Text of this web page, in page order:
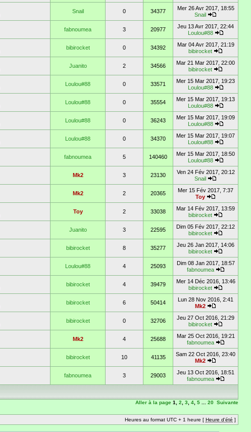
Snail 0 34377
Mer 26 Avr 2017, 18:55
Snail
fabnoumea 3 20977
Jeu 13 Avr 2017, 22:44
Loulou#88
bibirocket 0 34392
Mar 04 Avr 2017, 21:19
bibirocket
Juanito 2 34566
Mar 21 Mar 2017, 22:00
bibirocket
Loulou#88 0 33571
Mer 15 Mar 2017, 19:23
Loulou#88
Loulou#88 0 35554
Mer 15 Mar 2017, 19:13
Loulou#88
Loulou#88 0 36243
Mer 15 Mar 2017, 19:09
Loulou#88
Loulou#88 0 34370
Mer 15 Mar 2017, 19:07
Loulou#88
fabnoumea 5 140460
Mer 15 Mar 2017, 18:50
Loulou#88
Mk2 3 23130
Ven 24 Fév 2017, 20:12
Snail
Mk2 2 20365
Mer 15 Fév 2017, 7:37
Toy
Toy 2 33038
Mar 14 Fév 2017, 13:59
bibirocket
Juanito 3 22595
Dim 05 Fév 2017, 22:12
bibirocket
bibirocket 8 35277
Jeu 26 Jan 2017, 14:06
bibirocket
Loulou#88 4 25093
Dim 08 Jan 2017, 18:57
fabnoumea
bibirocket 4 39479
Mer 14 Déc 2016, 13:46
bibirocket
bibirocket 6 50414
Lun 28 Nov 2016, 2:41
Mk2
bibirocket 0 32706
Jeu 27 Oct 2016, 21:29
bibirocket
Mk2 4 25688
Mar 25 Oct 2016, 19:21
fabnoumea
bibirocket 10 41135
Sam 22 Oct 2016, 23:40
Mk2
fabnoumea 3 29003
Jeu 13 Oct 2016, 18:51
fabnoumea
Aller à la page 1 2 3 4 5 20 Suivante
Heures au format UTC + 1 heure [ Heure d'été ]